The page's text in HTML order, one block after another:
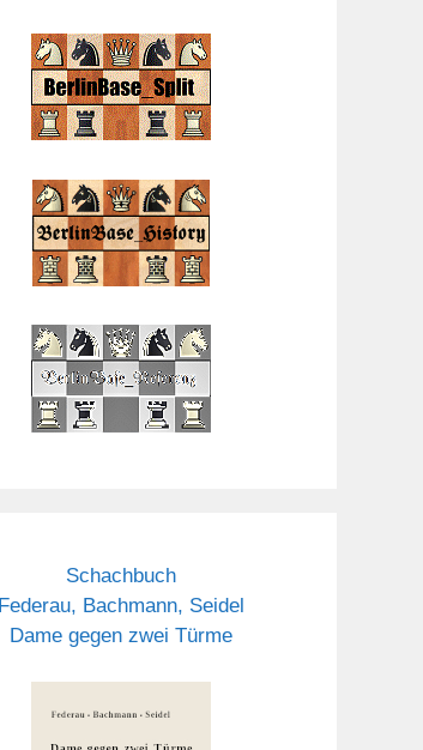
Schachbuch
Federau, Bachmann, Seidel
Dame gegen zwei Türme